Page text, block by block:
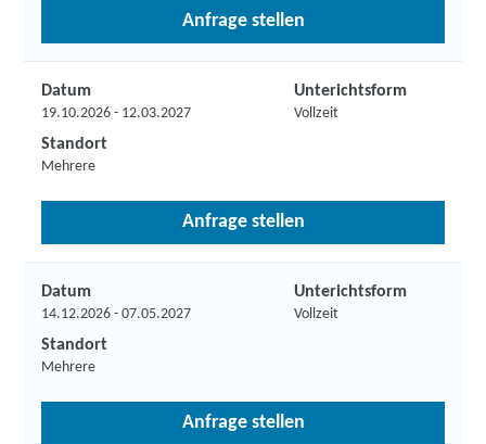
Anfrage stellen
Datum
19.10.2026 - 12.03.2027
Unterichtsform
Vollzeit
Standort
Mehrere
Anfrage stellen
Datum
14.12.2026 - 07.05.2027
Unterichtsform
Vollzeit
Standort
Mehrere
Anfrage stellen